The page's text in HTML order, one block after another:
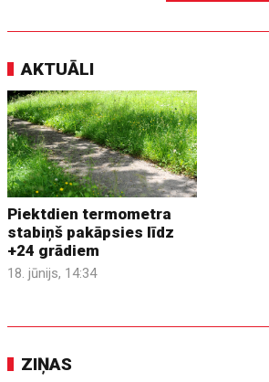
AKTUĀLI
Piektdien termometra
stabiņš pakāpsies līdz
+24 grādiem
18. jūnijs, 14:34
ZIŅAS